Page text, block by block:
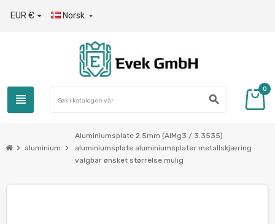
EUR € Norsk 
view_headline search
0
chevron_right aluminium chevron_right
Aluminiumsplate 2.5mm (AlMg3 / 3.3535)
aluminiumsplate aluminiumsplater metallskjæring
valgbar ønsket størrelse mulig